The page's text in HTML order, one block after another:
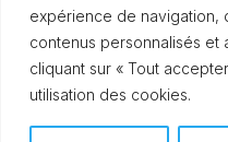
expérience de navigation,
contenus personnalisés et
cliquant sur « Tout
utilisation des cookies.
© Copyright
Developed